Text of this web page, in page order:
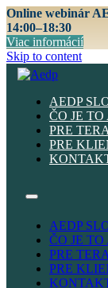
Online webinár
14:00–18:30
Viac informácií
Skip to content
AEDP
ČO JE TO
PRE
PRE
AEDP
ČO JE TO
PRE
PRE